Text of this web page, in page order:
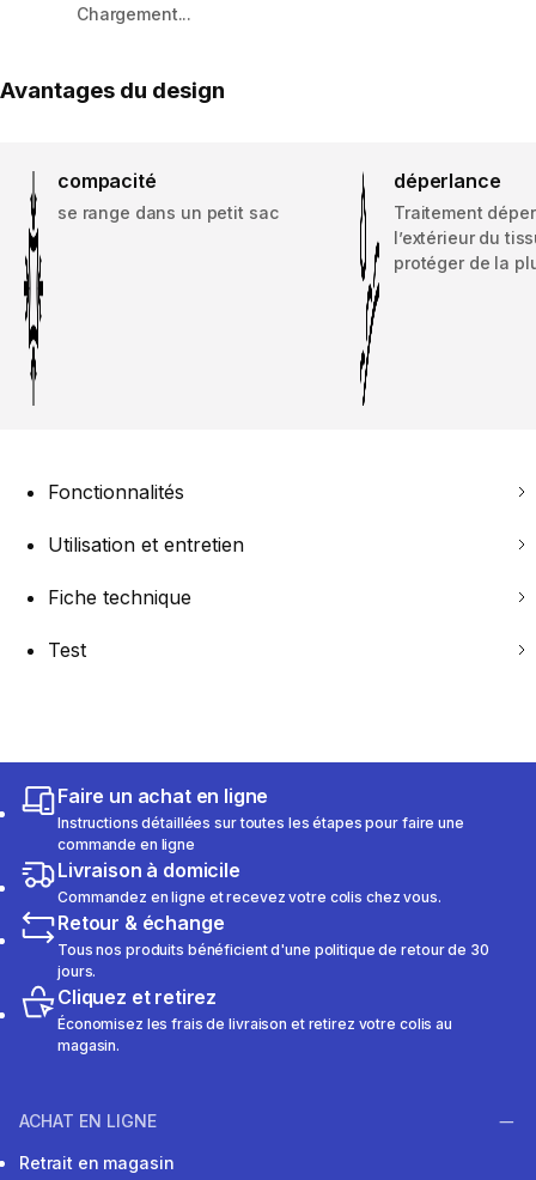
Chargement...
Avantages du design
compacité
se range dans un petit sac
déperlance
Traitement
l’extérieur du
protéger de la
Fonctionnalités
Utilisation et entretien
Fiche technique
Test
Faire un achat en ligne
Instructions détaillées sur toutes les étapes pour faire une
commande en ligne
Livraison à domicile
Commandez en ligne et recevez votre colis chez vous.
Retour & échange
Tous nos produits bénéficient d'une politique de retour de 30
jours.
Cliquez et retirez
Économisez les frais de livraison et retirez votre colis au
magasin.
ACHAT EN LIGNE
Retrait en magasin